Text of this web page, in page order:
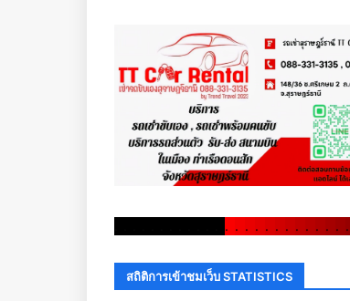
. . . . . . . . . . . . .
สถิติการเข้าชมเว็บ STATISTICS